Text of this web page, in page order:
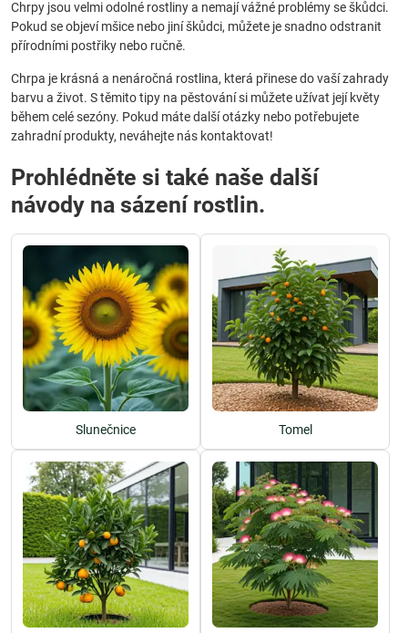
Chrpy jsou velmi odolné rostliny a nemají vážné problémy se škůdci.
Pokud se objeví mšice nebo jiní škůdci, můžete je snadno odstranit
přírodními postřiky nebo ručně.
Chrpa je krásná a nenáročná rostlina, která přinese do vaší zahrady
barvu a život. S těmito tipy na pěstování si můžete užívat její květy
během celé sezóny. Pokud máte další otázky nebo potřebujete
zahradní produkty, neváhejte nás kontaktovat!
Prohlédněte si také naše další
návody na sázení rostlin.
Slunečnice Tomel